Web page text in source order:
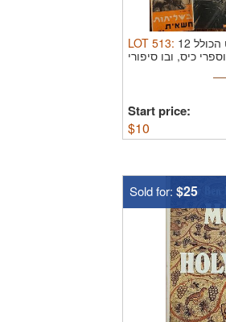
LOT 513: לוט הכולל 12
Start price:
$10
Sold for: $25